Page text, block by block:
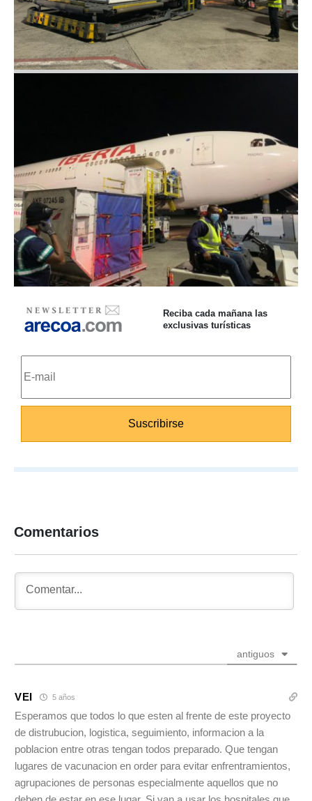
Reciba cada mañana las
exclusivas turísticas
Comentarios
antiguos
VEI 5 años
Esperamos que todos lo que esten al frente de este proyecto
de distrubucion, logistica, seguimiento, informacion a la
poblacion entre otras tengan todos preparado. Que tengan
lugares de vacunacion en order para evitar enfrentramientos,
agrupaciones de personas especialmente aquellos que no